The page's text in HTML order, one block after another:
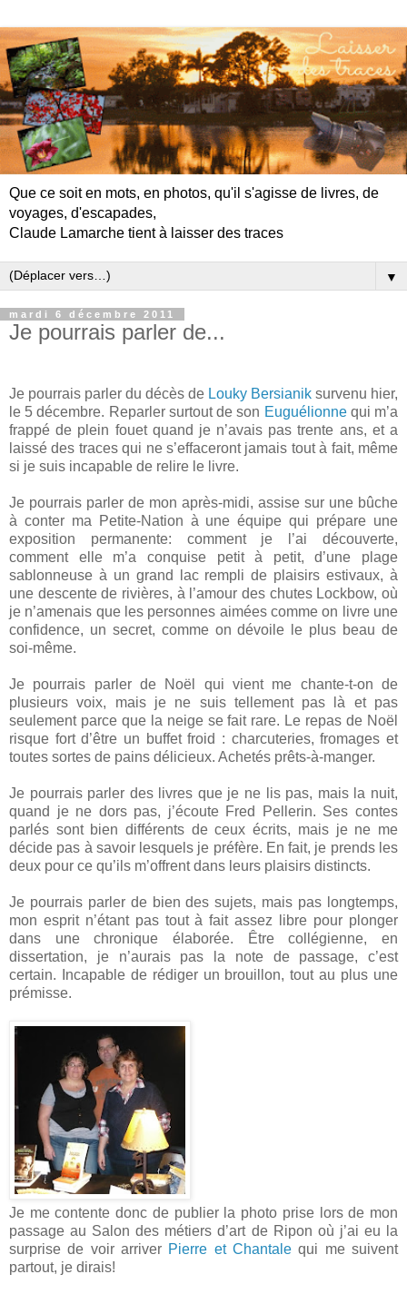
Que ce soit en mots, en photos, qu'il s'agisse de livres, de
voyages, d'escapades,
Claude Lamarche tient à laisser des traces
▼
mardi 6 décembre 2011
Je pourrais parler de...
Je pourrais parler du décès de Louky Bersianik survenu hier,
le 5 décembre. Reparler surtout de son Euguélionnequi m’a
frappé de plein fouet quand je n’avais pas trente ans, et a
laissé des traces qui ne s’effaceront jamais tout à fait, même
si je suis incapable de relire le livre.
Je pourrais parler de mon après-midi, assise sur une bûche
à conter ma Petite-Nation à une équipe qui prépare une
exposition permanente: comment je l’ai découverte,
comment elle m’a conquise petit à petit, d’une plage
sablonneuse à un grand lac rempli de plaisirs estivaux, à
une descente de rivières, à l’amour des chutes Lockbow, où
je n’amenais que les personnes aimées comme on livre une
confidence, un secret, comme on dévoile le plus beau de
soi-même.
Je pourrais parler de Noël qui vient me chante-t-on de
plusieurs voix, mais je ne suis tellement pas là et pas
seulement parce que la neige se fait rare. Le repas de Noël
risque fort d’être un buffet froid : charcuteries, fromages et
toutes sortes de pains délicieux. Achetés prêts-à-manger.
Je pourrais parler des livres que je ne lis pas, mais la nuit,
quand je ne dors pas, j’écoute Fred Pellerin. Ses contes
parlés sont bien différents de ceux écrits, mais je ne me
décide pas à savoir lesquels je préfère. En fait, je prends les
deux pour ce qu’ils m’offrent dans leurs plaisirs distincts.
Je pourrais parler de bien des sujets, mais pas longtemps,
mon esprit n’étant pas tout à fait assez libre pour plonger
dans une chronique élaborée. Être collégienne, en
dissertation, je n’aurais pas la note de passage, c’est
certain. Incapable de rédiger un brouillon, tout au plus une
prémisse.
Je me contente donc de publier la photo prise lors de mon
passage au Salon des métiers d’art de Ripon où j’ai eu la
surprise de voir arriver Pierre et Chantale qui me suivent
partout, je dirais!